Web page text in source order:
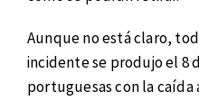
Aunque no está claro,
incidente se produjo el 8
portuguesas con la caída